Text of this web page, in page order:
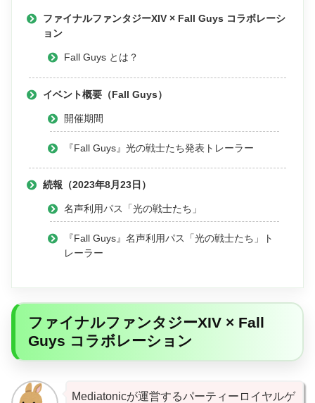
ファイナルファンタジーXIV × Fall Guys コラボレーシ
ョン
Fall Guys とは？
イベント概要（Fall Guys）
開催期間
『Fall Guys』光の戦士たち発表トレーラー
続報（2023年8月23日）
名声利用パス「光の戦士たち」
『Fall Guys』名声利用パス「光の戦士たち」ト
レーラー
ファイナルファンタジーXIV × Fall
Guys コラボレーション
Mediatonicが運営するパーティーロイヤルゲ